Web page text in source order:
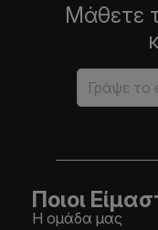
Μάθετε
Ποιοι
Η ομάδα μας